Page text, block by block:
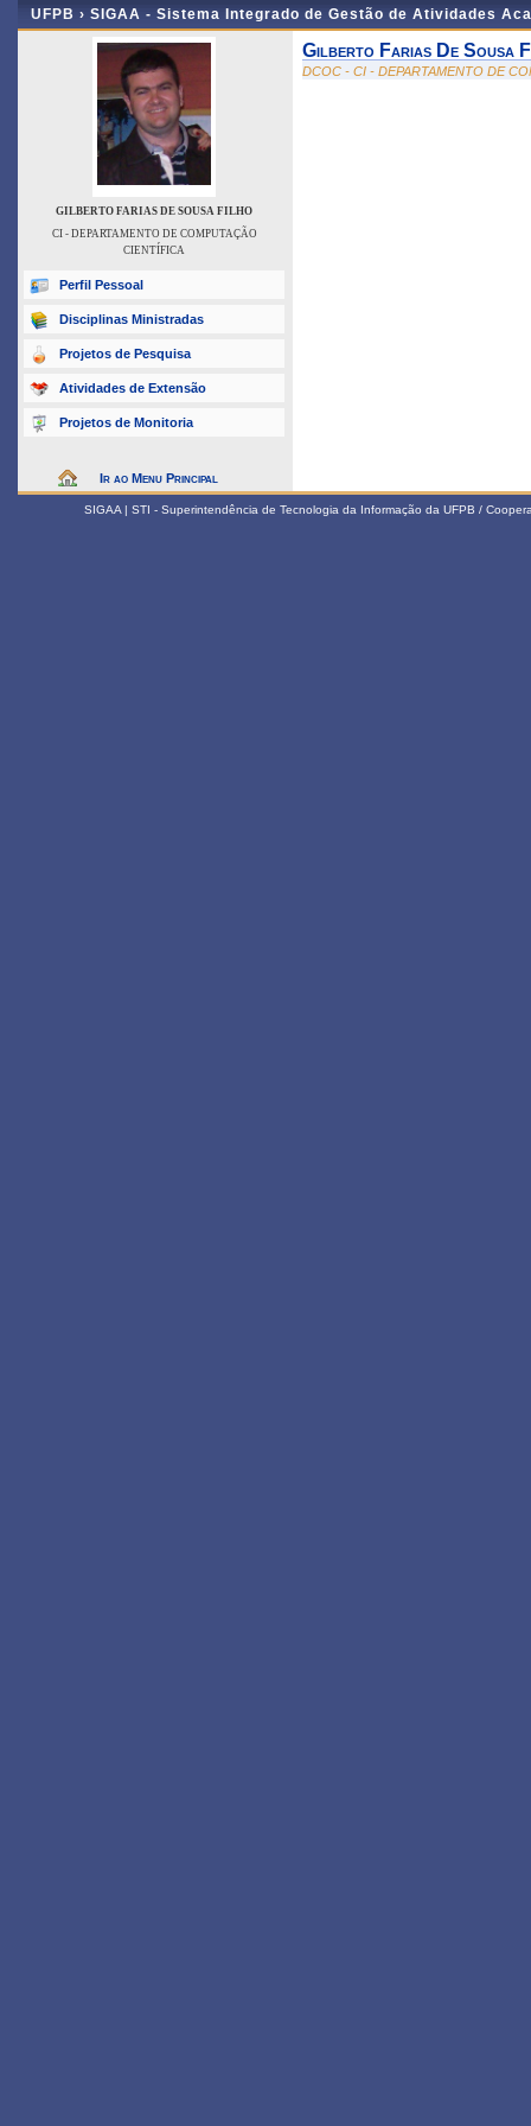
UFPB › SIGAA - Sistema Integrado de Gestão de Atividades
GILBERTO FARIAS DE SOUSA FILHO
CI - DEPARTAMENTO DE COMPUTAÇÃO
CIENTÍFICA
Perfil Pessoal
Disciplinas Ministradas
Projetos de Pesquisa
Atividades de Extensão
Projetos de Monitoria
Ir ao Menu Principal
Gilberto Farias De Sousa
DCOC - CI - DEPARTAMENTO DE
SIGAA | STI - Superintendência de Tecnologia da Informação da UFPB /